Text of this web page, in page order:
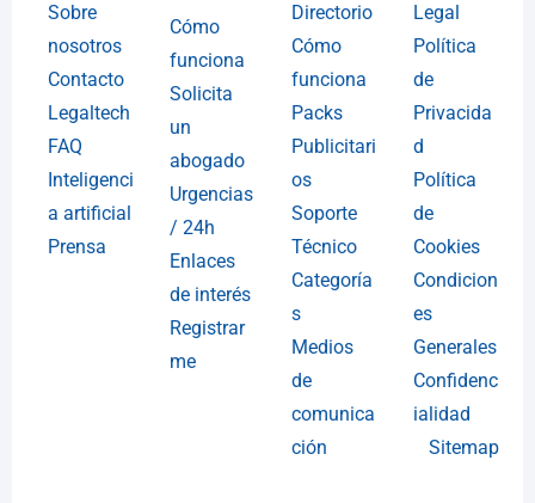
Sobre
nosotros
Contacto
Legaltech
FAQ
Inteligenci
a artificial
Prensa
Cómo
funciona
Solicita
un
abogado
Urgencias
/ 24h
Enlaces
de interés
Registrar
me
Directorio
Cómo
funciona
Packs
Publicitari
os
Soporte
Técnico
Categoría
s
Medios
de
comunica
ción
Legal
Política
de
Privacida
d
Política
de
Cookies
Condicion
es
Generales
Confidenc
ialidad
Sitemap